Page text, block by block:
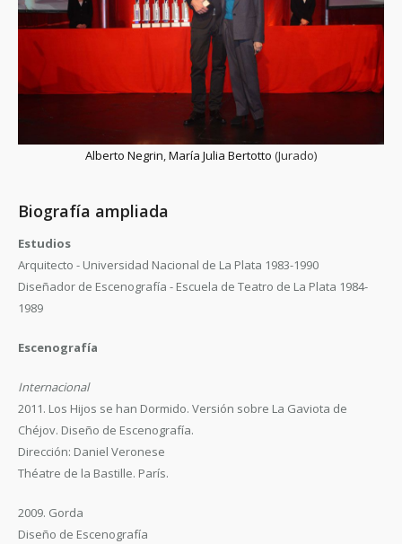
Alberto Negrin,María Julia Bertotto (Jurado)
Biografía ampliada
Estudios
Arquitecto - Universidad Nacional de La Plata 1983-1990
Diseñador de Escenografía - Escuela de Teatro de La Plata 1984-
1989
Escenografía
Internacional
2011. Los Hijos se han Dormido. Versión sobre La Gaviota de
Chéjov. Diseño de Escenografía.
Dirección: Daniel Veronese
Théatre de la Bastille. París.
2009. Gorda
Diseño de Escenografía